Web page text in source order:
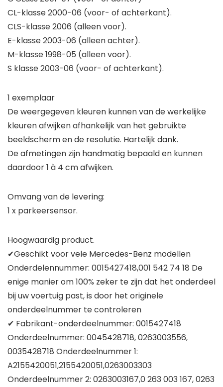
CL-klasse 2000-06 (voor- of achterkant).
CLS-klasse 2006 (alleen voor).
E-klasse 2003-06 (alleen achter).
M-klasse 1998-05 (alleen voor).
S klasse 2003-06 (voor- of achterkant).
1 exemplaar
De weergegeven kleuren kunnen van de werkelijke
kleuren afwijken afhankelijk van het gebruikte
beeldscherm en de resolutie. Hartelijk dank.
De afmetingen zijn handmatig bepaald en kunnen
daardoor 1 à 4 cm afwijken.
Omvang van de levering:
1 x parkeersensor.
Hoogwaardig product.
✔Geschikt voor vele Mercedes-Benz modellen
Onderdelennummer: 0015427418,001 542 74 18 De
enige manier om 100% zeker te zijn dat het onderdeel
bij uw voertuig past, is door het originele
onderdeelnummer te controleren
✔ Fabrikant-onderdeelnummer: 0015427418
Onderdeelnummer: 0045428718, 0263003556,
0035428718 Onderdeelnummer 1:
A2155420051,2155420051,0263003303
Onderdeelnummer 2: 0263003167,0 263 003 167, 0263